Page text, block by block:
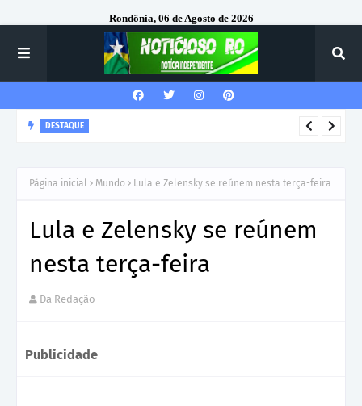
Rondônia, 06 de Agosto de 2026
DESTAQUE
Página inicial Mundo Lula e Zelensky se reúnem nesta terça-feira
Lula e Zelensky se reúnem
nesta terça-feira
Da Redação
Publicidade